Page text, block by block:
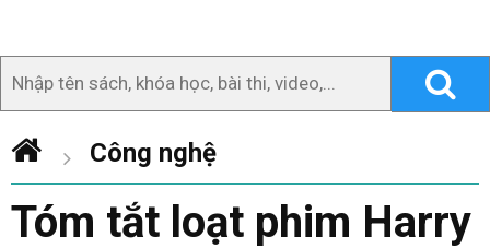
Công nghệ
Tóm tắt loạt phim Harry